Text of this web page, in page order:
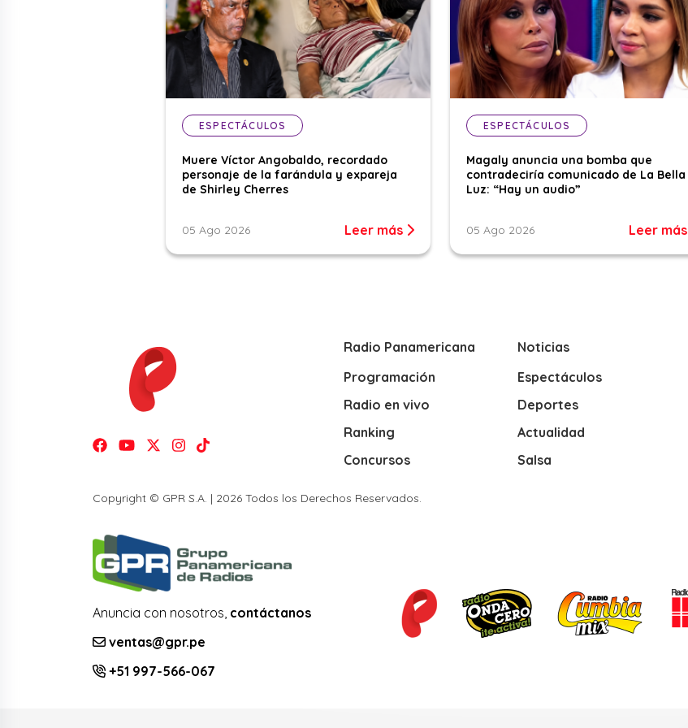
ESPECTÁCULOS
Muere Víctor Angobaldo, recordado
personaje de la farándula y expareja
de Shirley Cherres
05 Ago 2026 Leer más
ESPECTÁCULOS
Magaly anuncia una bomba que
contradeciría comunicado de La Bella
Luz: “Hay un audio”
05 Ago 2026 Leer más
Radio Panamericana
Programación
Radio en vivo
Ranking
Concursos
Noticias
Espectáculos
Deportes
Actualidad
Salsa
Copyright © GPR S.A. | 2026 Todos los Derechos Reservados.
Anuncia con nosotros, contáctanos
ventas@gpr.pe
+51 997-566-067